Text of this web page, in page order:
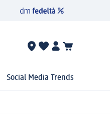
Social Media Trends